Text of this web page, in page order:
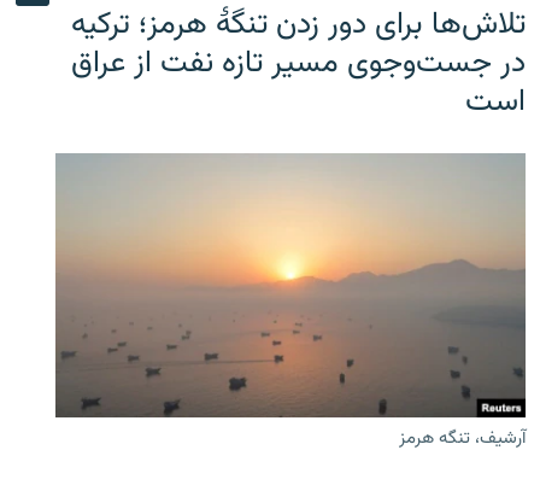
تلاش‌ها برای دور زدن تنگۀ هرمز؛ ترکیه
در جست‌وجوی مسیر تازه نفت از عراق
است
آرشیف، تنگه هرمز